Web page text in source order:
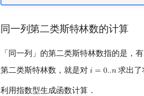
同一列第二类斯特林数的计算
「同一列」的第二类斯特林数指的是，
第二类斯特林数，就是对 𝑖 = 0..𝑛
i =0. .n 求出
利用指数型生成函数计算．